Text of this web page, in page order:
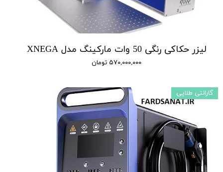
لیزر حکاکی رنگی 50 وات مارکینگ مدل XNEGA
۵۷۰,۰۰۰,۰۰۰ تومان
گارانتی طلایی